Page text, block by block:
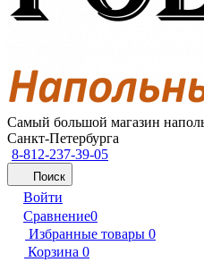
Самый большой магазин
Санкт-Петербурга
8-812-237-39-05
Поиск
Войти
Сравнение0
Избранные товары 0
Корзина 0